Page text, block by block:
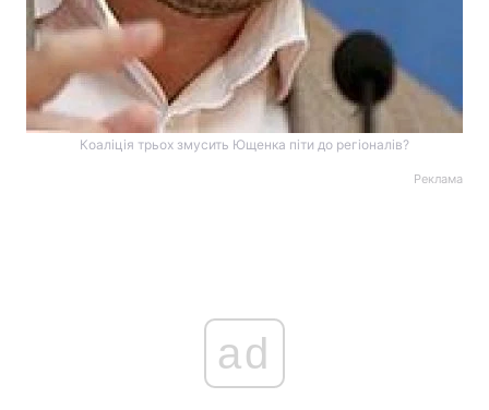
Світ
Наука
Коаліція трьох змусить Ющенка піти до регіоналів?
Реклама
ad